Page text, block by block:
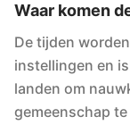
Waar komen
De tijden
instellingen en
landen om
gemeenschap